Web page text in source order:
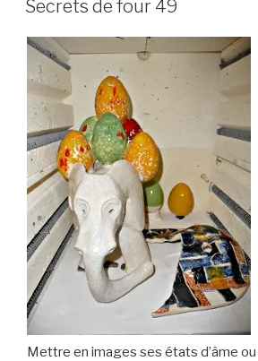
Secrets de four 49
Mettre en images ses états d’âme ou